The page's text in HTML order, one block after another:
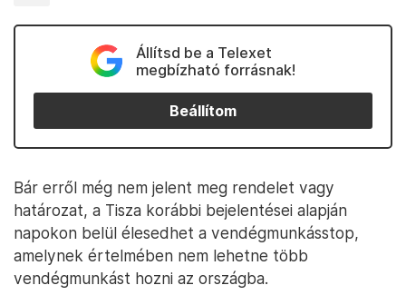
Állítsd be a Telexet
megbízható forrásnak!
Beállítom
Bár erről még nem jelent meg rendelet vagy
határozat, a Tisza korábbi bejelentései alapján
napokon belül élesedhet a vendégmunkásstop,
amelynek értelmében nem lehetne több
vendégmunkást hozni az országba.